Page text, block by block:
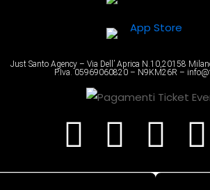
Just Santo Agency – Via Dell’ Aprica N.10,20158
P.Iva. 05969060820 – N9KM26R –